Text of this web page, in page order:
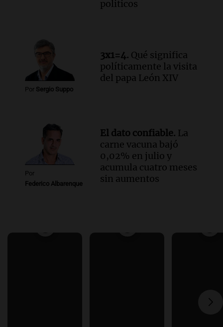
politicos
Por Sergio Suppo
3x1=4. Qué significa
políticamente la visita
del papa León XIV
Por
Federico Albarenque
El dato confiable. La
carne vacuna bajó
0,02% en julio y
acumula cuatro meses
sin aumentos